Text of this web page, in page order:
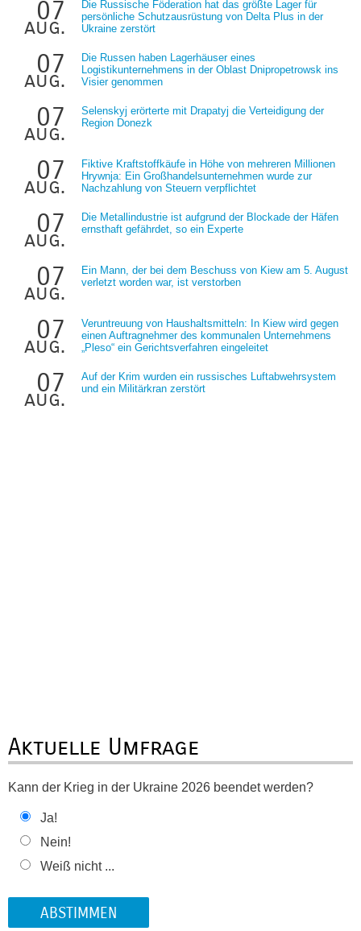
07
aug.
Die Russische Föderation hat das größte Lager für
persönliche Schutzausrüstung von Delta Plus in der
Ukraine zerstört
07
aug.
Die Russen haben Lagerhäuser eines
Logistikunternehmens in der Oblast Dnipropetrowsk ins
Visier genommen
07
aug.
Selenskyj erörterte mit Drapatyj die Verteidigung der
Region Donezk
07
aug.
Fiktive Kraftstoffkäufe in Höhe von mehreren Millionen
Hrywnja: Ein Großhandelsunternehmen wurde zur
Nachzahlung von Steuern verpflichtet
07
aug.
Die Metallindustrie ist aufgrund der Blockade der Häfen
ernsthaft gefährdet, so ein Experte
07
aug.
Ein Mann, der bei dem Beschuss von Kiew am 5. August
verletzt worden war, ist verstorben
07
aug.
Veruntreuung von Haushaltsmitteln: In Kiew wird gegen
einen Auftragnehmer des kommunalen Unternehmens
„Pleso“ ein Gerichtsverfahren eingeleitet
07
aug.
Auf der Krim wurden ein russisches Luftabwehrsystem
und ein Militärkran zerstört
Aktuelle Umfrage
Kann der Krieg in der Ukraine 2026 beendet werden?
Ja!
Nein!
Weiß nicht ...